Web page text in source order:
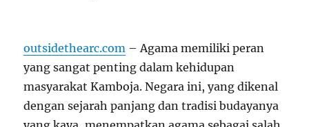
outsidethearc.com – Agama memiliki peran
yang sangat penting dalam kehidupan
masyarakat Kamboja. Negara ini, yang dikenal
dengan sejarah panjang dan tradisi budayanya